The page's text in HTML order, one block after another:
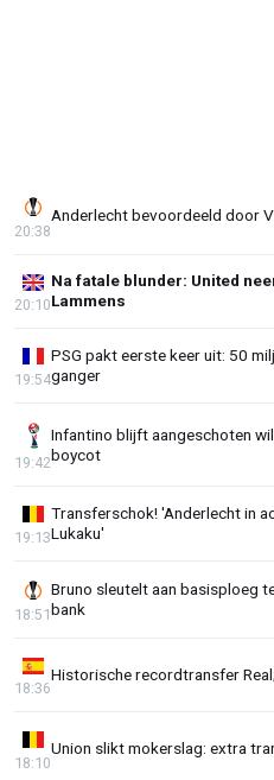
Anderlecht bevoordeeld door
20:38
Na fatale blunder: United
Lammens
20:10
PSG pakt eerste keer uit: 50
ganger
19:54
Infantino blijft aangeschoten
boycot
19:42
Transferschok! 'Anderlecht in
Lukaku'
19:13
Bruno sleutelt aan basisploeg
bank
18:51
Historische recordtransfer
18:36
Union slikt mokerslag: extra
18:10